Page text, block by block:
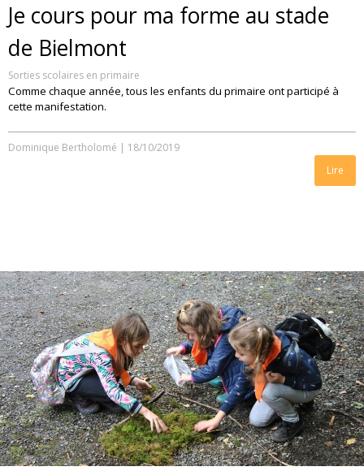
Je cours pour ma forme au stade
de Bielmont
Sorties scolaires en primaire
Comme chaque année, tous les enfants du primaire ont participé à
cette manifestation.
Dominique Bertholomé | 18/10/2019
Lire